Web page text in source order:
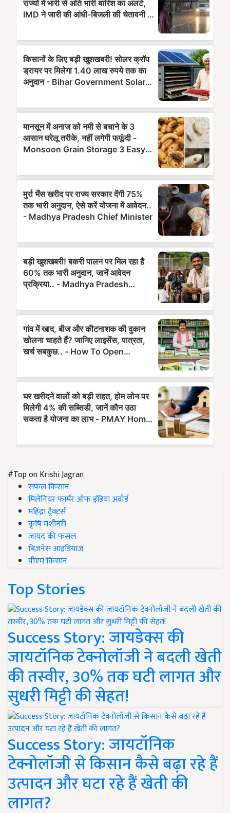
सफल किसान
मिलेनियर फार्मर ऑफ इंडिया अवॉर्ड
महिंद्रा ट्रैक्टर्स
कृषि मशीनरी
जायद की फसल
बिज़नेस आइडियाज
पीएम किसान
Top Stories
Success Story: जायडेक्स की
जायटॉनिक टेक्नोलॉजी ने बदली खेती
की तस्वीर, 30% तक घटी लागत और
सुधरी मिट्टी की सेहत!
Success Story: जायटॉनिक
टेक्नोलॉजी से किसान कैसे बढ़ा रहे हैं
उत्पादन और घटा रहे हैं खेती की
लागत?